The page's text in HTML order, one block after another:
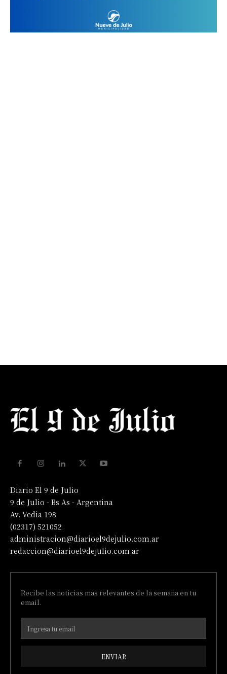
Diario El 9 de Julio
9 de Julio - Bs As - Argentina
Av. Vedia 198
(02317) 521052
administracion@diarioel9dejulio.com.ar
redaccion@diarioel9dejulio.com.ar
Recibe las noticias mas relevantes de la semana en tu
email.
ENVIAR